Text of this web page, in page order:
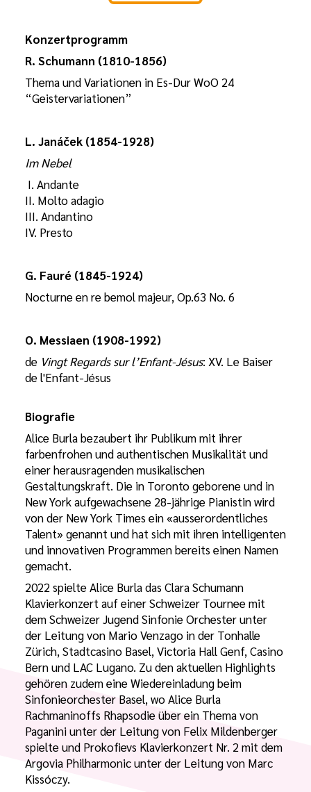
Biografie
Alice Burla bezaubert ihr Publikum mit ihrer
farbenfrohen und authentischen Musikalität und
einer herausragenden musikalischen
Gestaltungskraft. Die in Toronto geborene und in
New York aufgewachsene 28-jährige Pianistin wird
von der New York Times ein «ausserordentliches
Talent» genannt und hat sich mit ihren intelligenten
und innovativen Programmen bereits einen Namen
gemacht.
2022 spielte Alice Burla das Clara Schumann
Klavierkonzert auf einer Schweizer Tournee mit
dem Schweizer Jugend Sinfonie Orchester unter
der Leitung von Mario Venzago in der Tonhalle
Zürich, Stadtcasino Basel, Victoria Hall Genf, Casino
Bern und LAC Lugano. Zu den aktuellen Highlights
gehören zudem eine Wiedereinladung beim
Sinfonieorchester Basel, wo Alice Burla
Rachmaninoffs Rhapsodie über ein Thema von
Paganini unter der Leitung von Felix Mildenberger
spielte und Prokofievs Klavierkonzert Nr. 2 mit dem
Argovia Philharmonic unter der Leitung von Marc
Kissóczy.
Konzertprogramm
R. Schumann (1810-1856)
Thema und Variationen in Es-Dur WoO 24
“Geistervariationen”
L. Janáček (1854-1928)
Im Nebel
I. Andante
II. Molto adagio
III. Andantino
IV. Presto
G. Fauré (1845-1924)
Nocturne en re bemol majeur, Op.63 No. 6
O. Messiaen (1908-1992)
de Vingt Regards sur l’Enfant-Jésus: XV. Le Baiser
de l'Enfant-Jésus